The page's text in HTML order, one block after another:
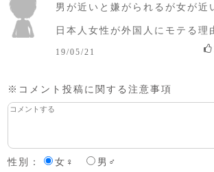
男が近いと嫌がられるが女が近
日本人女性が外国人にモテる理
19/05/21
※コメント投稿に関する注意事項
性別：
女♀ 男♂